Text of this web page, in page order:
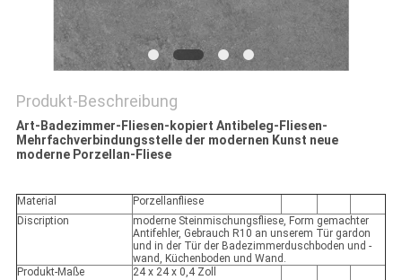
Produkt-Beschreibung
Art-Badezimmer-Fliesen-kopiert Antibeleg-Fliesen-
Mehrfachverbindungsstelle der modernen Kunst neue
moderne Porzellan-Fliese
Material
Porzellanfliese
Discription
moderne Steinmischungsfliese, Form gemachter
Antifehler, Gebrauch R10 an unserem Tür gardon
und in der Tür der Badezimmerduschboden und -
wand, Küchenboden und Wand.
Produkt-Maße
24 x 24 x 0,4 Zoll